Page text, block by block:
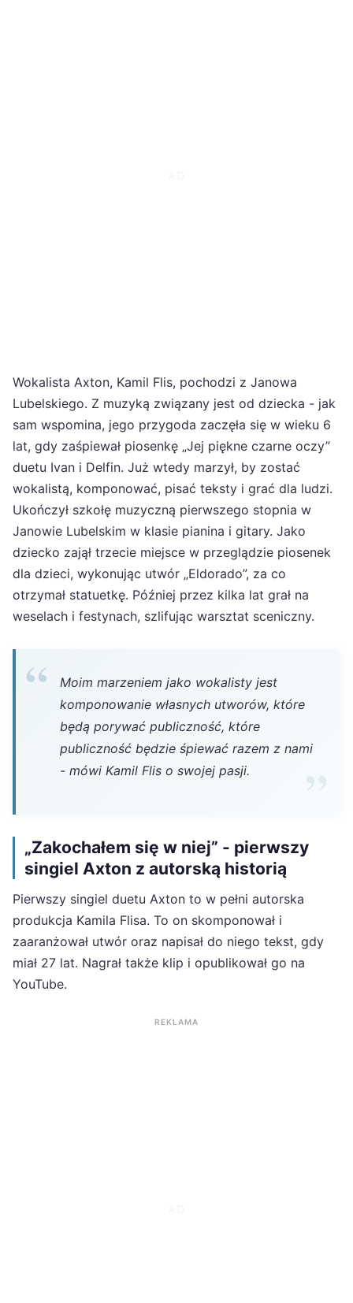
Wokalista Axton, Kamil Flis, pochodzi z Janowa
Lubelskiego. Z muzyką związany jest od dziecka - jak
sam wspomina, jego przygoda zaczęła się w wieku 6
lat, gdy zaśpiewał piosenkę „Jej piękne czarne oczy”
duetu Ivan i Delfin. Już wtedy marzył, by zostać
wokalistą, komponować, pisać teksty i grać dla ludzi.
Ukończył szkołę muzyczną pierwszego stopnia w
Janowie Lubelskim w klasie pianina i gitary. Jako
dziecko zajął trzecie miejsce w przeglądzie piosenek
dla dzieci, wykonując utwór „Eldorado”, za co
otrzymał statuetkę. Później przez kilka lat grał na
weselach i festynach, szlifując warsztat sceniczny.
Moim marzeniem jako wokalisty jest
komponowanie własnych utworów, które
będą porywać publiczność, które
publiczność będzie śpiewać razem z nami
- mówi Kamil Flis o swojej pasji.
„Zakochałem się w niej” - pierwszy
singiel Axton z autorską historią
Pierwszy singiel duetu Axton to w pełni autorska
produkcja Kamila Flisa. To on skomponował i
zaaranżował utwór oraz napisał do niego tekst, gdy
miał 27 lat. Nagrał także klip i opublikował go na
YouTube.
REKLAMA